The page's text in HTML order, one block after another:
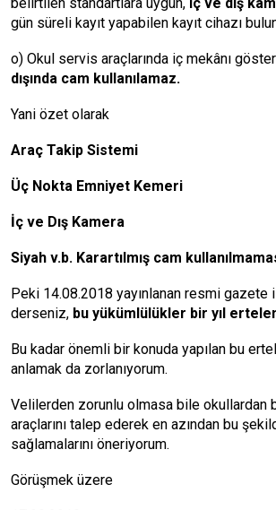
gün süreli kayıt yapabilen kayıt cihazı
o) Okul servis araçlarında iç mekânı
dışında cam kullanılamaz.
Yani özet olarak
Araç Takip Sistemi
Üç Nokta Emniyet Kemeri
İç ve Dış Kamera
Siyah v.b. Karartılmış cam
Peki 14.08.2018 yayınlanan resmi gazete
derseniz, bu yükümlülükler bir yıl
Bu kadar önemli bir konuda yapılan bu
anlamak da zorlanıyorum.
Velilerden zorunlu olmasa bile okullardan
araçlarını talep ederek en azından bu
sağlamalarını öneriyorum.
Görüşmek üzere